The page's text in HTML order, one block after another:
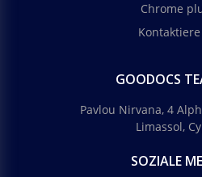
Chrome
GOODOCS
Pavlou Nirvana, 4
Limassol,
SOZIALE